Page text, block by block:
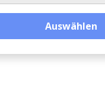
Auswählen